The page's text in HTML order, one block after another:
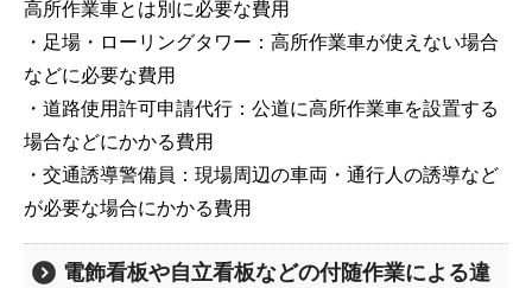
高所作業車とは別に必要な費用
・足場・ローリングタワー：高所作業車が使えない場合
などに必要な費用
・道路使用許可申請代行：公道に高所作業車を設置する
場合などにかかる費用
・交通誘導警備員：現場周辺の車両・通行人の誘導など
が必要な場合にかかる費用
電飾看板や自立看板などの付随作業による違